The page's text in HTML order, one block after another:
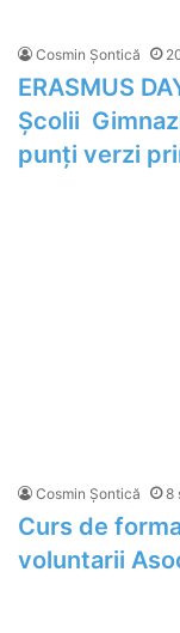
Cosmin Șontică
ERASMUS
Școlii
punți verzi
Cosmin Șontică 8
Curs de
voluntarii